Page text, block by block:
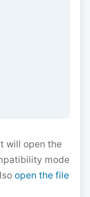
will open the
mode
open the file